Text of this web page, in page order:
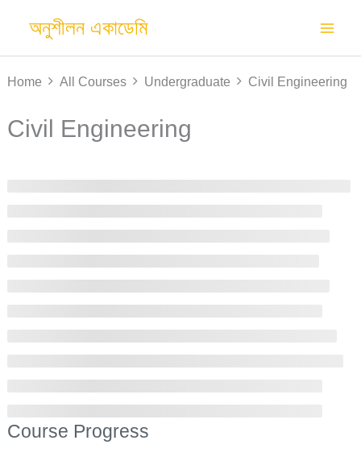
content
অনুশীলন একাডেমি
Home All Courses Undergraduate Civil Engineering
Civil Engineering
Course Progress